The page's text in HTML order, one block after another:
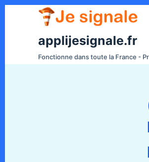
e
applijesignale.fr
Fonctionne dans toute la France -